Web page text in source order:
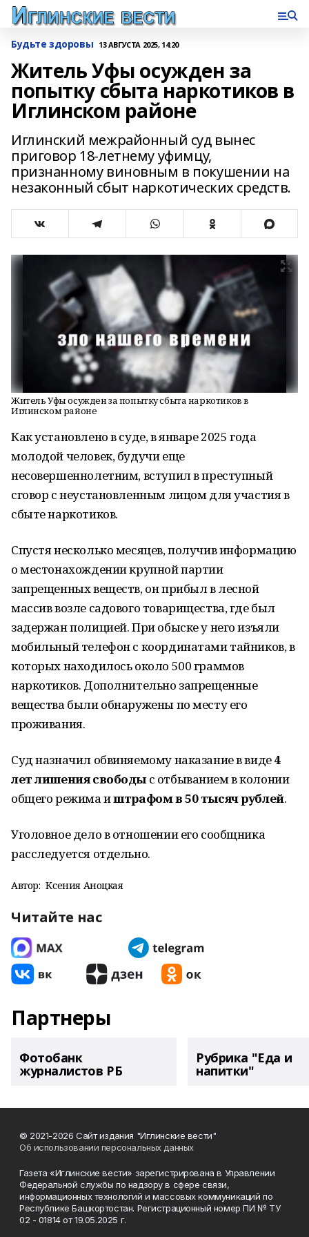
Будьте здоровы 13 АВГУСТА 2025, 14:20
Житель Уфы осужден за
попытку сбыта наркотиков в
Иглинском районе
Иглинский межрайонный суд вынес
приговор 18-летнему уфимцу,
признанному виновным в покушении на
незаконный сбыт наркотических средств.
Житель Уфы осужден за попытку сбыта наркотиков в
Иглинском районе
Как установлено в суде, в январе 2025 года
молодой человек, будучи еще
несовершеннолетним, вступил в преступный
сговор с неустановленным лицом для участия в
сбыте наркотиков.
Спустя несколько месяцев, получив информацию
о местонахождении крупной партии
запрещенных веществ, он прибыл в лесной
массив возле садового товарищества, где был
задержан полицией. При обыске у него изъяли
мобильный телефон с координатами тайников, в
которых находилось около 500 граммов
наркотиков. Дополнительно запрещенные
вещества были обнаружены по месту его
проживания.
Суд назначил обвиняемому наказание в виде4
лет лишения свободыс отбыванием в колонии
общего режима иштрафом в 50 тысяч рублей.
Уголовное дело в отношении его сообщника
расследуется отдельно.
Автор: Ксения Аноцкая
Читайте нас
Партнеры
Фотобанк
журналистов РБ
Рубрика "Еда и
напитки"
© 2021-2026 Сайт издания "Иглинские вести"
Об использовании персональных данных
Газета «Иглинские вести» зарегистрирована в Управлении
Федеральной службы по надзору в сфере связи,
информационных технологий и массовых коммуникаций по
Республике Башкортостан. Регистрационный номер ПИ № ТУ
02 - 01814 от 19.05.2025 г.